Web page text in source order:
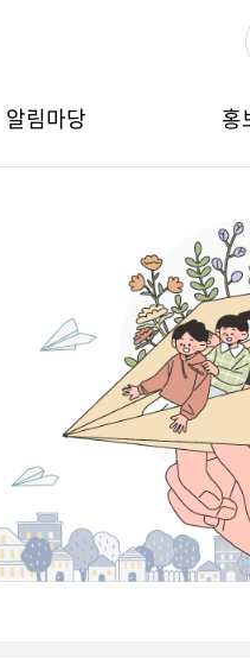
알림마당 홍